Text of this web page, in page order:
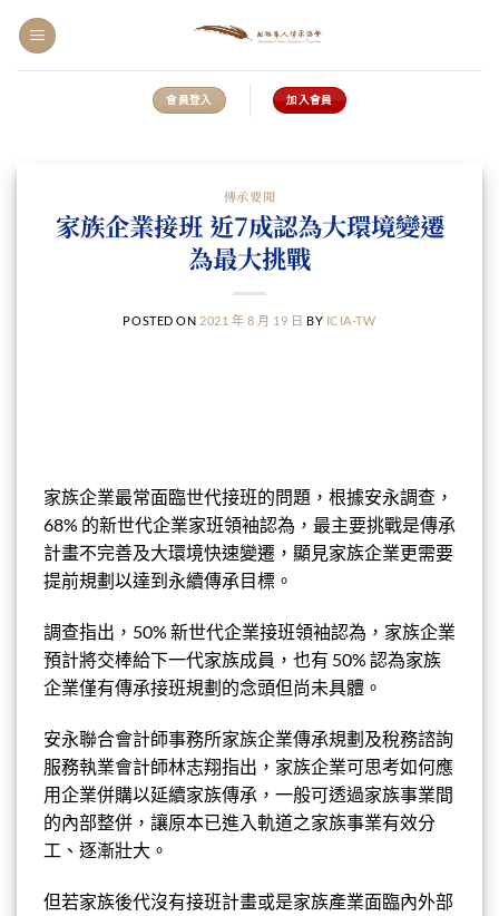
會員登入 加入會員
傳承要聞
家族企業接班 近7成認為大環境變遷
為最大挑戰
POSTED ON 2021 年 8 月 19 日 BY ICIA-TW
家族企業最常面臨世代接班的問題，根據安永調查，
68% 的新世代企業家班領袖認為，最主要挑戰是傳承
計畫不完善及大環境快速變遷，顯見家族企業更需要
提前規劃以達到永續傳承目標。
調查指出，50% 新世代企業接班領袖認為，家族企業
預計將交棒給下一代家族成員，也有 50% 認為家族
企業僅有傳承接班規劃的念頭但尚未具體。
安永聯合會計師事務所家族企業傳承規劃及稅務諮詢
服務執業會計師林志翔指出，家族企業可思考如何應
用企業併購以延續家族傳承，一般可透過家族事業間
的內部整併，讓原本已進入軌道之家族事業有效分
工、逐漸壯大。
但若家族後代沒有接班計畫或是家族產業面臨內外部